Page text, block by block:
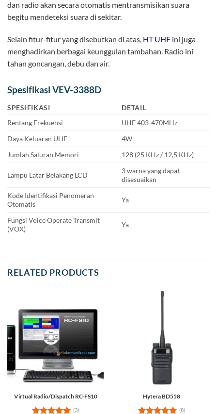
dan radio akan secara otomatis mentransmisikan suara
begitu mendeteksi suara di sekitar.
Selain fitur-fitur yang disebutkan di atas, HT UHF ini juga
menghadirkan berbagai keunggulan tambahan. Radio ini
tahan goncangan, debu dan air.
Spesifikasi VEV-3388D
SPESIFIKASI
DETAIL
Rentang Frekuensi
UHF 403-470MHz
Daya Keluaran UHF
4W
Jumlah Saluran Memori
128 (25 KHz / 12,5 KHz)
Lampu Latar Belakang LCD
3 warna yang dapat
disesuaikan
Kode Identifikasi Penomeran
Otomatis
Ya
Fungsi Voice Operate Transmit
(VOX)
Ya
RELATED PRODUCTS
Virtual Radio/Dispatch RC-FS10
(3)
Hytera BD558
(8)